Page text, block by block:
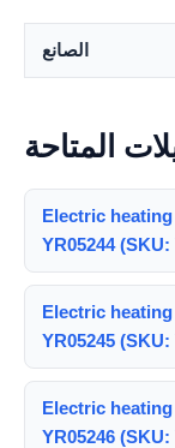
الصانع
المتاحة
Electric heating
YR05244 (SKU:
Electric heating
YR05245 (SKU:
Electric heating
YR05246 (SKU: